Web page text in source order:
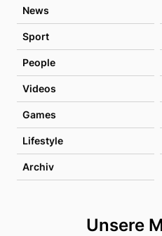
News
Sport
People
Videos
Games
Lifestyle
Archiv
Unsere